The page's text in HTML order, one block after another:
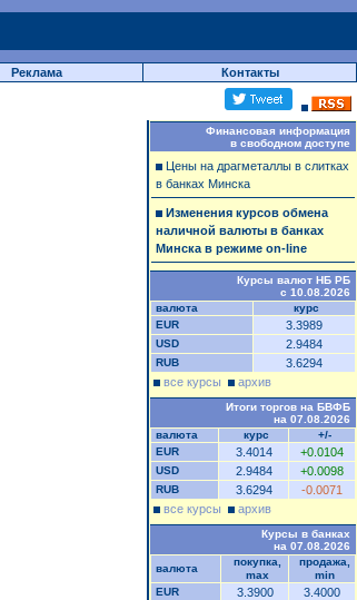
Реклама Контакты
Финансовая информация
в свободном доступе
Цены на драгметаллы в слитках
в банках Минска
Изменения курсов обмена
наличной валюты в банках
Минска в режиме on-line
Курсы валют НБ РБ
с 10.08.2026
валюта
курс
EUR
3.3989
USD 2.9484
RUB
3.6294
все курсы
архив
Итоги торгов на БВФБ
на 07.08.2026
валюта
курс
+/-
EUR
3.4014 +0.0104
USD 2.9484 +0.0098
RUB 3.6294
-0.0071
все курсы
архив
Курсы в банках
на 07.08.2026
валюта
покупка,
max
продажа,
min
EUR
3.3900 3.4000